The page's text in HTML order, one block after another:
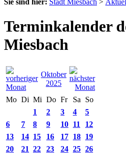
Sie sind hier: Stadt Miesbach >
Terminkalender
Miesbach
Oktober
2025
Mo Di Mi Do Fr Sa
So
1
2 3 4
5
6
7 8 9 10 11
12
13
14 15 16 17 18 19
20
21 22 23 24 25 26